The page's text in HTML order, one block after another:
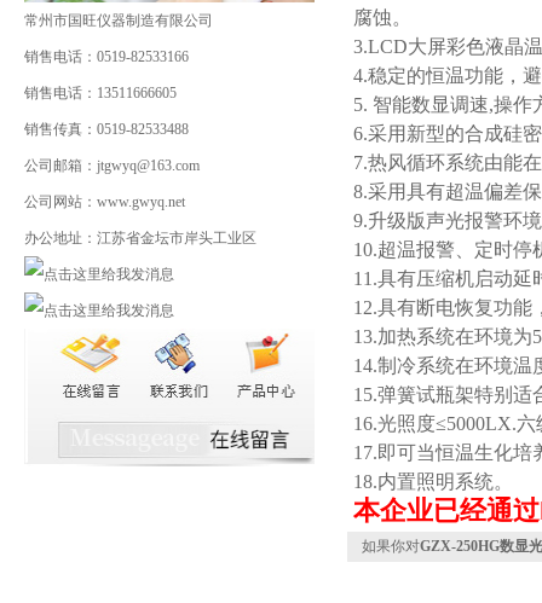
常州市国旺仪器制造有限公司
销售电话：0519-82533166
销售电话：13511666605
销售传真：0519-82533488
公司邮箱：jtgwyq@163.com
公司网站：www.gwyq.net
办公地址：江苏省金坛市岸头工业区
腐蚀。
3.LCD大屏彩色液晶
4.稳定的恒温功能，
5. 智能数显调速,操作
6.采用新型的合成硅
7.热风循环系统由能
8.采用具有超温偏差
9.升级版声光报警环
10.超温报警、定时
11.具有压缩机启动
12.具有断电恢复功
13.加热系统在环境
14.制冷系统在环境
15.弹簧试瓶架特别
16.光照度≤5000LX.
17.即可当恒温生化
18.内置照明系统。
本企业已经通过
如果你对GZX-250HG数显